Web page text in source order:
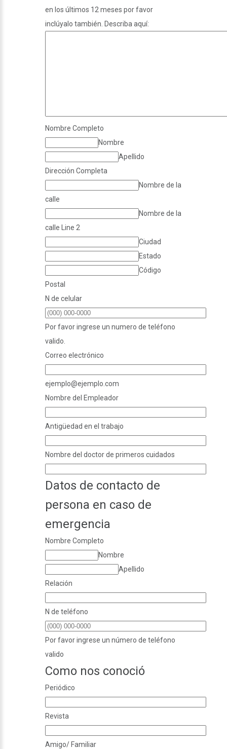
en los últimos 12 meses por favor
inclúyalo también. Describa aquí:
Nombre Completo
Nombre
Apellido
Dirección Completa
Nombre de la
calle
Nombre de la
calle Line 2
Ciudad
Estado
Código
Postal
N de celular
Por favor ingrese un numero de teléfono
valido.
Correo electrónico
ejemplo@ejemplo.com
Nombre del Empleador
Antigüedad en el trabajo
Nombre del doctor de primeros cuidados
Datos de contacto de
persona en caso de
emergencia
Nombre Completo
Nombre
Apellido
Relación
N de teléfono
Por favor ingrese un número de teléfono
valido
Como nos conoció
Periódico
Revista
Amigo/ Familiar